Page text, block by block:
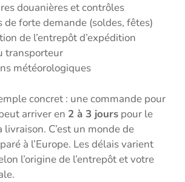
douanières et contrôles
de forte demande (soldes, fêtes)
de l’entrepôt d’expédition
transporteur
météorologiques
concret : une commande pour
arriver en 2 à 3 jours pour le
C’est un monde de
à l’Europe. Les délais varient
l’origine de l’entrepôt et votre